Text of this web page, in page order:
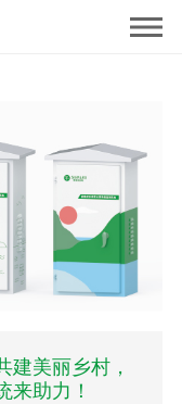
建美丽乡村，
来助力！